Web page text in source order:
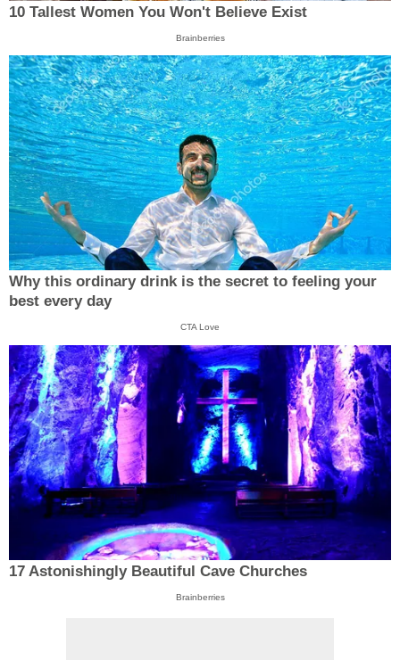
10 Tallest Women You Won't Believe Exist
Brainberries
Why this ordinary drink is the secret to feeling your
best every day
CTA Love
17 Astonishingly Beautiful Cave Churches
Brainberries